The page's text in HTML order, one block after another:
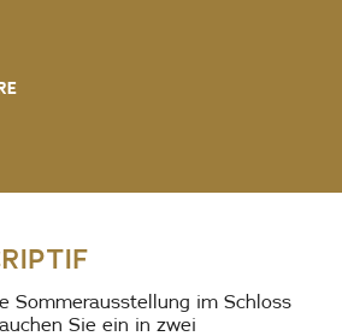
Sommerausstellung im Schloss
Sie ein in zwei